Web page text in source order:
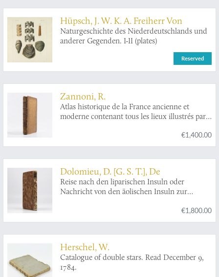
Hüpsch, J. W. K. A. Freiherr Von
Naturgeschichte des Niederdeutschlands und
anderer Gegenden. I-II (plates)
Reserved
Zannoni, R.
Atlas historique de la France ancienne et
moderne contenant tous les lieux illustrés par
histoire; ... depuis Pharamond jusqu'a Louis
XV....
€1,400.00
Dolomieu, D. [G. S. T.], De
Reise nach den liparischen Insuln oder
Nachricht von den äolischen Insuln zur
Vulkane. Nebst einer Abhandlung über eine
Art von Luftvulkan, und einer andern über die
Wärme.
€1,800.00
Herschel, W.
Catalogue of double stars. Read December 9,
1784.